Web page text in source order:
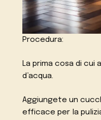
Procedura:
La prima cosa di cui
d’acqua.
Aggiungete un
efficace per la